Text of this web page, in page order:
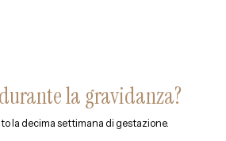
la gravidanza?
la decima settimana di gestazione.